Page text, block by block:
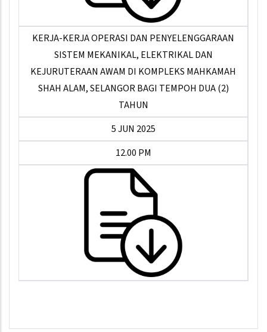
KERJA-KERJA OPERASI DAN PENYELENGGARAAN
SISTEM MEKANIKAL, ELEKTRIKAL DAN
KEJURUTERAAN AWAM DI KOMPLEKS MAHKAMAH
SHAH ALAM, SELANGOR BAGI TEMPOH DUA (2)
TAHUN
5 JUN 2025
12.00 PM